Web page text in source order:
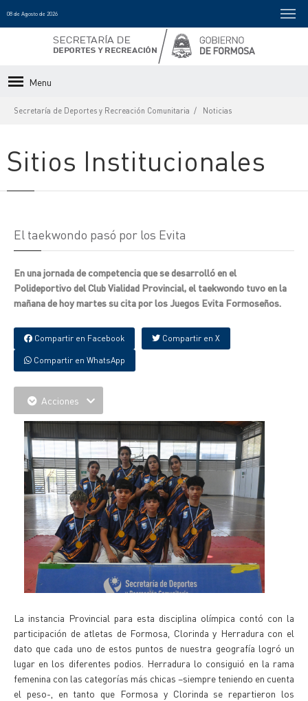
08 de Agosto de 2026
Menu
Secretaría de Deportes y Recreación Comunitaria Noticias
Sitios Institucionales
El taekwondo pasó por los Evita
En una jornada de competencia que se desarrolló en el
Polideportivo del Club Vialidad Provincial, el taekwondo tuvo en la
mañana de hoy martes su cita por los Juegos Evita Formoseños.
Compartir en Facebook Compartir en X
Compartir en WhatsApp
Acciones
La instancia Provincial para esta disciplina olímpica contó con la
participación de atletas de Formosa, Clorinda y Herradura con el
dato que cada uno de estos puntos de nuestra geografía logró un
lugar en los diferentes podios. Herradura lo consiguió en la rama
femenina con las categorías más chicas –siempre teniendo en cuenta
el peso-, en tanto que Formosa y Clorinda se repartieron los